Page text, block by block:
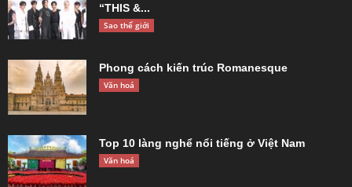
“THIS &...
Sao thế giới
Phong cách kiến trúc Romanesque
Văn hoá
Top 10 làng nghể nổi tiếng ở Việt Nam
Văn hoá